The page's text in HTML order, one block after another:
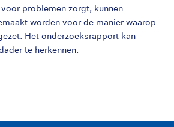
problemen zorgt, kunnen
worden voor de manier waarop
Het onderzoeksrapport kan
te herkennen.